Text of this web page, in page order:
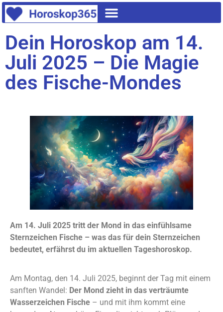
Dein Horoskop am 14.
Juli 2025 – Die Magie
des Fische-Mondes
Am 14. Juli 2025 tritt der Mond in das einfühlsame
Sternzeichen Fische – was das für dein Sternzeichen
bedeutet, erfährst du im aktuellen Tageshoroskop.
Am Montag, den 14. Juli 2025, beginnt der Tag mit einem
sanften Wandel: Der Mond zieht in das verträumte
Wasserzeichen Fische – und mit ihm kommt eine